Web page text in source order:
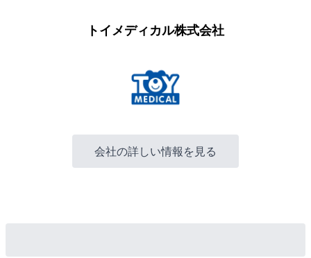
トイメディカル株式会社
会社の詳しい情報を見る